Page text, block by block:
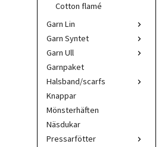
Cotton flamé
Garn Lin
Garn Syntet
Garn Ull
Garnpaket
Halsband/scarfs
Knappar
Mönsterhäften
Näsdukar
Pressarfötter